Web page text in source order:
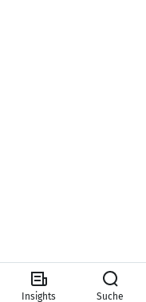
Insights Suche